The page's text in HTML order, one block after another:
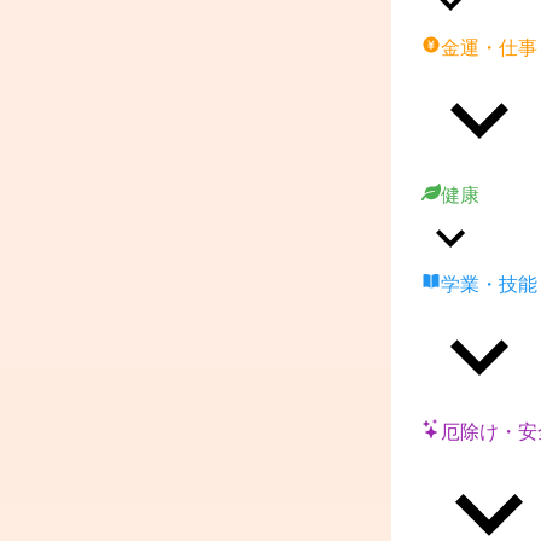
金運・仕事
健康
学業・技能
厄除け・